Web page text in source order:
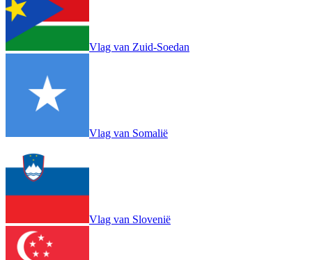
Vlag van Zuid-Soedan
Vlag van Somalië
Vlag van Slovenië